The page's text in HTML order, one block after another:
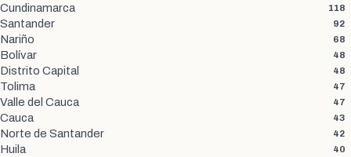
Cundinamarca 118
Santander 92
Nariño 68
Bolívar 48
Distrito Capital 48
Tolima 47
Valle del Cauca 47
Cauca 43
Norte de Santander 42
Huila 40